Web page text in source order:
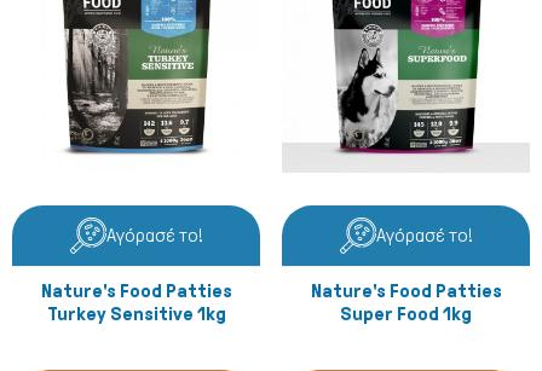
Αγόρασέ το!
Nature's Food Patties
Turkey Sensitive 1kg
Αγόρασέ το!
Nature's Food Patties
Super Food 1kg